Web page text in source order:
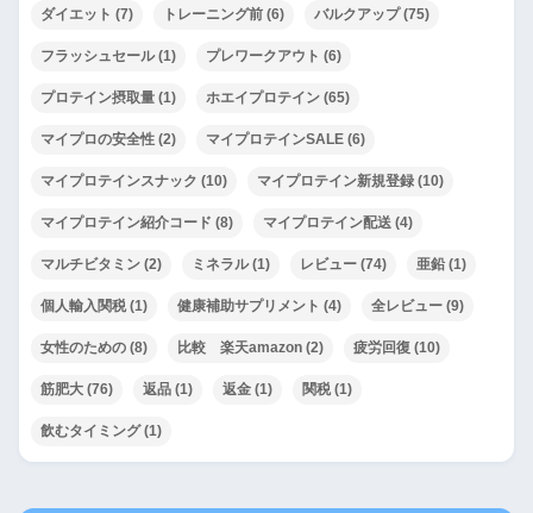
ダイエット (7) トレーニング前 (6) バルクアップ(75)
フラッシュセール(1) プレワークアウト (6)
プロテイン摂取量 (1) ホエイプロテイン (65)
マイプロの安全性 (2) マイプロテインSALE (6)
マイプロテインスナック (10) マイプロテイン新規登録 (10)
マイプロテイン紹介コード (8) マイプロテイン配送 (4)
マルチビタミン (2) ミネラル(1) レビュー (74) 亜鉛 (1)
個人輸入関税 (1) 健康補助サプリメント (4) 全レビュー (9)
女性のための (8) 比較 楽天amazon (2) 疲労回復 (10)
筋肥大 (76) 返品 (1) 返金 (1) 関税 (1)
飲むタイミング(1)